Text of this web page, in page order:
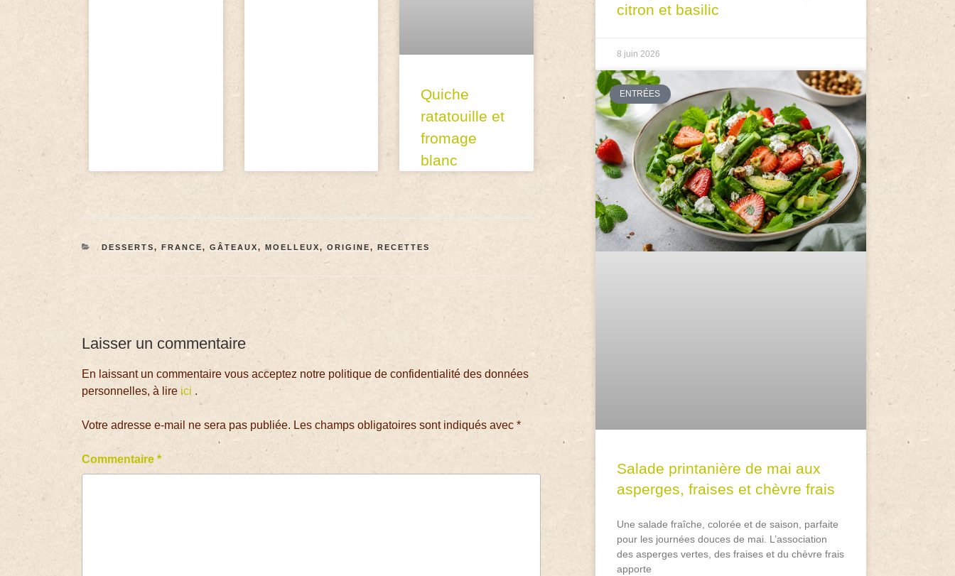
Quiche
ratatouille et
fromage
blanc
DESSERTS, FRANCE, GÂTEAUX, MOELLEUX, ORIGINE, RECETTES
Laisser un commentaire
En laissant un commentaire vous acceptez notre politique de confidentialité des données
personnelles, à lire ici .
Votre adresse e-mail ne sera pas publiée. Les champs obligatoires sont indiqués avec*
Commentaire*
citron et basilic
8 juin 2026
ENTRÉES
Salade printanière de mai aux
asperges, fraises et chèvre frais
Une salade fraîche, colorée et de saison, parfaite
pour les journées douces de mai. L’association
des asperges vertes, des fraises et du chèvre frais
apporte